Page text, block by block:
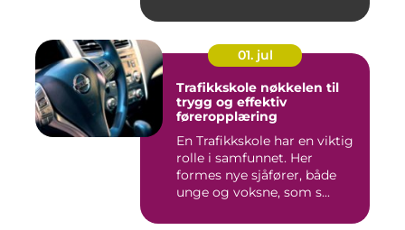
01. jul
Trafikkskole nøkkelen til
trygg og effektiv
føreropplæring
En Trafikkskole har en viktig
rolle i samfunnet. Her
formes nye sjåfører, både
unge og voksne, som s...